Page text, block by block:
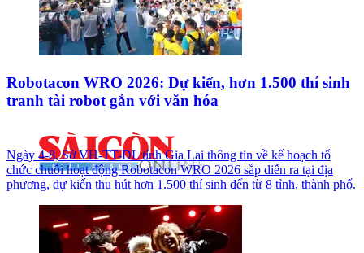
Robotacon WRO 2026: Dự kiến, hơn 1.500 thí sinh
tranh tài robot gắn với văn hóa
Ngày 4-8, Sở VH-TT-DL tỉnh Gia Lai thông tin về kế hoạch tổ
chức chuỗi hoạt động Robotacon WRO 2026 sắp diễn ra tại địa
phương, dự kiến thu hút hơn 1.500 thí sinh đến từ 8 tỉnh, thành phố.